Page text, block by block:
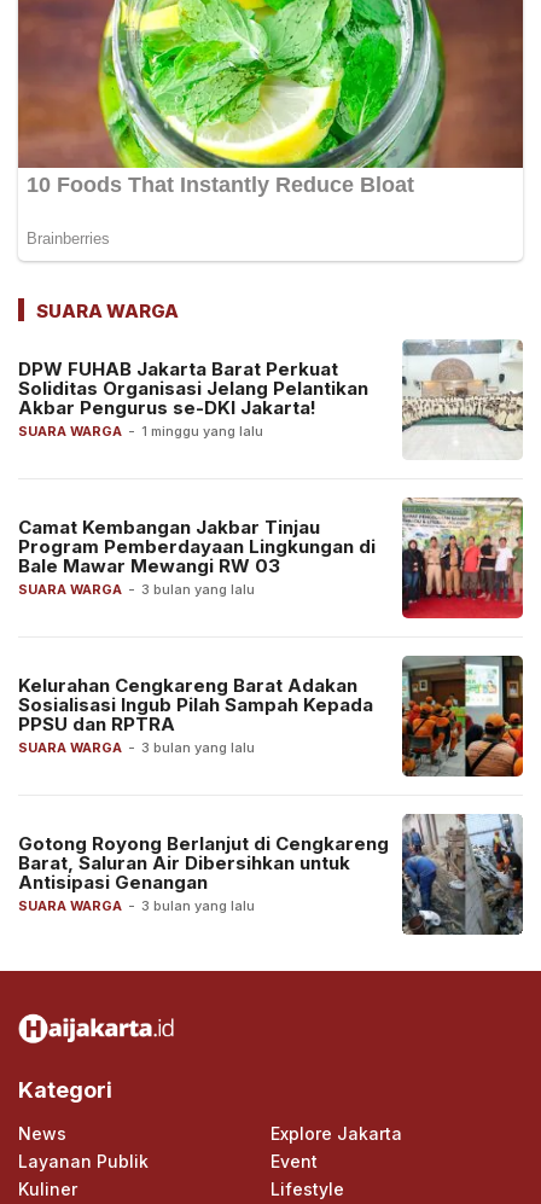
SUARA WARGA
SUARA WARGA - 1 minggu yang lalu
DPW FUHAB Jakarta Barat Perkuat
Soliditas Organisasi Jelang Pelantikan
Akbar Pengurus se-DKI Jakarta!
SUARA WARGA - 3 bulan yang lalu
Camat Kembangan Jakbar Tinjau
Program Pemberdayaan Lingkungan di
Bale Mawar Mewangi RW 03
SUARA WARGA - 3 bulan yang lalu
Kelurahan Cengkareng Barat Adakan
Sosialisasi Ingub Pilah Sampah Kepada
PPSU dan RPTRA
SUARA WARGA - 3 bulan yang lalu
Gotong Royong Berlanjut di Cengkareng
Barat, Saluran Air Dibersihkan untuk
Antisipasi Genangan
Kategori
News
Explore Jakarta
Layanan Publik
Event
Kuliner
Lifestyle